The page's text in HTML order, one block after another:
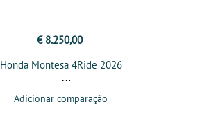
€ 8.250,00
Honda Montesa 4Ride 2026
Adicionar comparação